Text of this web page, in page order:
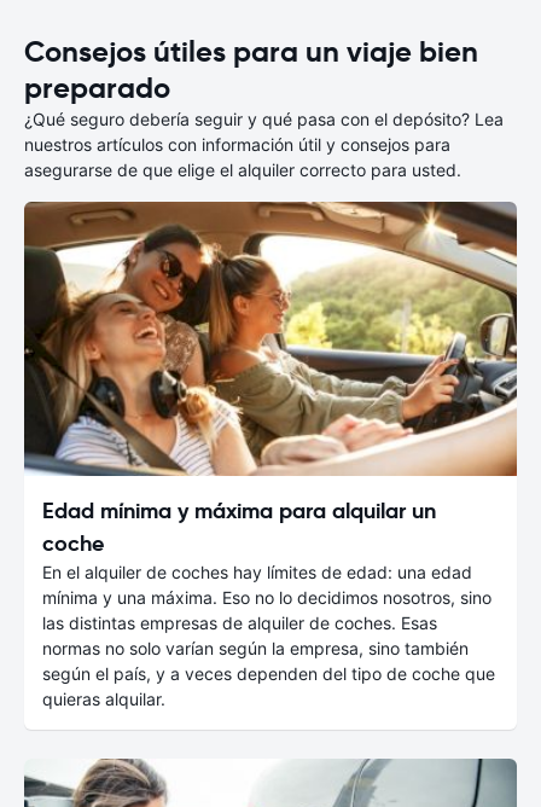
Consejos útiles para un viaje bien
preparado
¿Qué seguro debería seguir y qué pasa con el depósito? Lea
nuestros artículos con información útil y consejos para
asegurarse de que elige el alquiler correcto para usted.
Edad mínima y máxima para alquilar un
coche
En el alquiler de coches hay límites de edad: una edad
mínima y una máxima. Eso no lo decidimos nosotros, sino
las distintas empresas de alquiler de coches. Esas
normas no solo varían según la empresa, sino también
según el país, y a veces dependen del tipo de coche que
quieras alquilar.